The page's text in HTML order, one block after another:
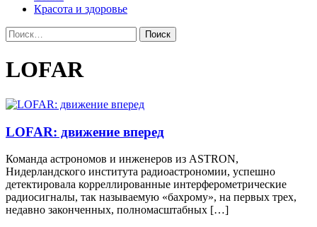
Красота и здоровье
Найти:
LOFAR
LOFAR: движение вперед
Команда астрономов и инженеров из ASTRON,
Нидерландского института радиоастрономии, успешно
детектировала корреллированные интерферометрические
радиосигналы, так называемую «бахрому», на первых трех,
недавно законченных, полномасштабных […]